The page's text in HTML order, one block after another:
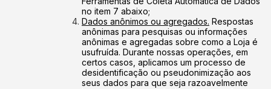
no item 7 abaixo;
Dados anônimos ou agregados. Respostas
anônimas para pesquisas ou informações
anônimas e agregadas sobre como a Loja é
usufruída. Durante nossas operações, em
certos casos, aplicamos um processo de
desidentificação ou pseudonimização aos
seus dados para que seja razoavelmente